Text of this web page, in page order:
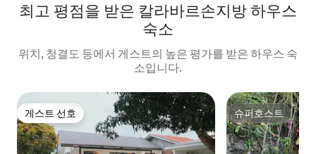
최고 평점을 받은 칼라바르손지방 하우스
숙소
위치, 청결도 등에서 게스트의 높은 평가를 받은 하우스 숙
소입니다.
게스트 선호
게스트 선호 슈퍼호스트
슈퍼호스트